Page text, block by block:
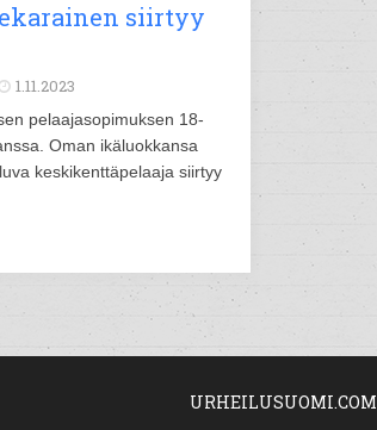
siirtyy
1.11.2023
pelaajasopimuksen 18-
Oman ikäluokkansa
keskikenttäpelaaja siirtyy
URHEILUSUOMI.COM